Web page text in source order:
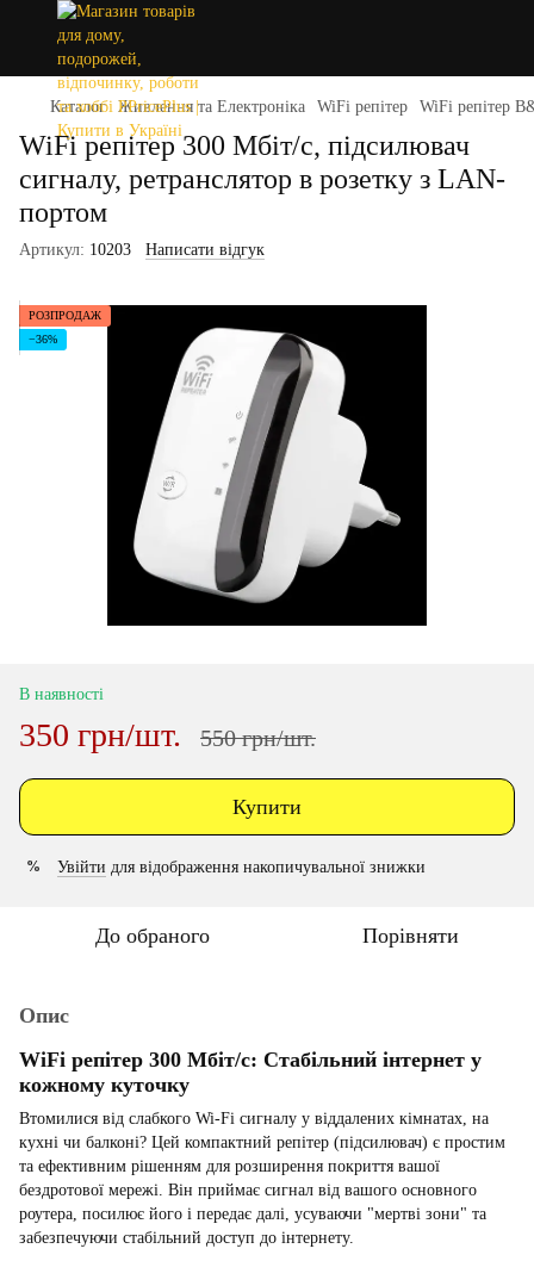
Каталог Живлення та Електроніка WiFi репітер WiFi репітер
WiFi репітер 300 Мбіт/с, підсилювач
сигналу, ретранслятор в розетку з LAN-
портом
Артикул: 10203 Написати відгук
РОЗПРОДАЖ
−36%
В наявності
350 грн/шт. 550 грн/шт.
Купити
% Увійти для відображення накопичувальної знижки
До обраного Порівняти
Опис
WiFi репітер 300 Мбіт/с: Стабільний інтернет у
кожному куточку
Втомилися від слабкого Wi-Fi сигналу у віддалених кімнатах, на
кухні чи балконі? Цей компактний репітер (підсилювач) є простим
та ефективним рішенням для розширення покриття вашої
бездротової мережі. Він приймає сигнал від вашого основного
роутера, посилює його і передає далі, усуваючи "мертві зони" та
забезпечуючи стабільний доступ до інтернету.